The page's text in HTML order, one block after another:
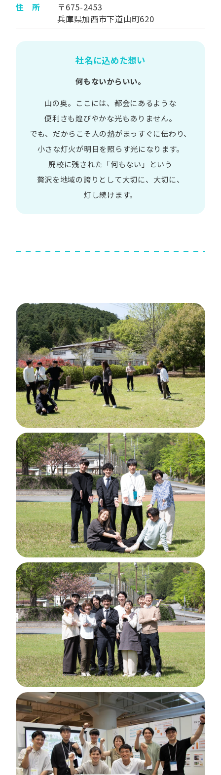
住 所
〒675-2453
兵庫県加西市下道山町620
社名に込めた想い
何もないからいい。
山の​奥。​ここには、​都会に​あるような​
便利さも煌びやかな​光も​ありません。​
でも、​だから​こそ 人の​熱が​まっすぐに​伝わり、
小さな​灯火が​明日を​照らす光に​なります。
廃校に​残された​「何も​ない」と​いう​
贅沢を地域の​誇りと​して大切に、​大切に、​
灯し続けます。​